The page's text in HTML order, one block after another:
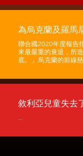
為烏克蘭及羅馬
聯合國2020年度報告
來最嚴重的衰退，所
底。」烏克蘭的前線
敘利亞兒童失去
...